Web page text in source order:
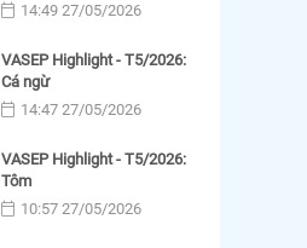
14:49 27/05/2026
VASEP Highlight - T5/2026:
Cá ngừ
14:47 27/05/2026
VASEP Highlight - T5/2026:
Tôm
10:57 27/05/2026